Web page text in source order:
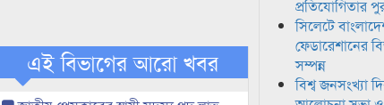
এই বিভাগের আরো খবর
প্রতিযোগিতার
সিলেটে
ফেডারেশানের
সম্পন্ন
বিশ্ব জনসংখ্যা